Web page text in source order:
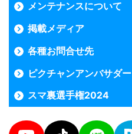
メンテナンスについて
掲載メディア
各種お問合せ先
ピクチャンアンバサダー
スマ裏選手権2024